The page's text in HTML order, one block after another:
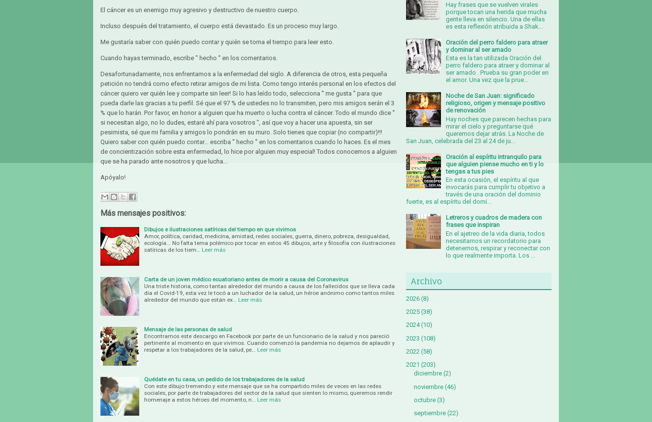
El cáncer es un enemigo muy agresivo y destructivo de nuestro cuerpo.
Incluso después del tratamiento, el cuerpo está devastado. Es un proceso muy largo.
Me gustaría saber con quién puedo contar y quién se toma el tiempo para leer esto.
Cuando hayas terminado, escribe ′′ hecho ′′ en los comentarios.
Desafortunadamente, nos enfrentamos a la enfermedad del siglo. A diferencia de otros, esta pequeña
petición no tendrá como efecto retirar amigos de mi lista. Como tengo interés personal en los efectos del
cáncer quiero ver quién lee y comparte sin leer! Si lo has leído todo, selecciona ′′ me gusta ′′ para que
pueda darle las gracias a tu perfil. Sé que el 97 % de ustedes no lo transmiten, pero mis amigos serán el 3
% que lo harán. Por favor, en honor a alguien que ha muerto o lucha contra el cáncer. Todo el mundo dice ′′
si necesitan algo, no lo dudes, estaré ahí para vosotros ", así que voy a hacer una apuesta, sin ser
pesimista, sé que mi familia y amigos lo pondrán en su muro. Solo tienes que copiar (no compartir)!!!
Quiero saber con quién puedo contar... escriba '' hecho '' en los comentarios cuando lo haces. Es el mes
de concientización sobre esta enfermedad, lo hice por alguien muy especial! Todos conocemos a alguien
que se ha parado ante nosotros y que lucha...
Apóyalo!
Más mensajes positivos:
Dibujos e ilustraciones satíricas del tiempo en que vivimos
Amor, política, caridad, medicina, amistad, redes sociales, guerra, dinero, pobreza, desigualdad,
ecología... No falta tema polémico por tocar en estos 45 dibujos, arte y filosofía con ilustraciones
satíricas de los tiem…
Leer más
Carta de un joven médico ecuatoriano antes de morir a causa del Coronavirus
Una triste historia, como tantas alrededor del mundo a causa de los fallecidos que se lleva cada
día el Covid-19, esta vez le tocó a un luchador de la salud, un héroe anónimo como tantos miles
alrededor del mundo que están ex…
Leer más
Mensaje de las personas de salud
Encontramos este descargo en Facebook por parte de un funcionario de la salud y nos pareció
pertinente al momento en que vivimos. Cuando comenzó la pandemia no dejamos de aplaudir y
respetar a los trabajadores de la salud, pe…
Leer más
Quédate en tu casa, un pedido de los trabajadores de la salud
Con este dibujo tremendo y este mensaje que se ha compartido miles de veces en las redes
sociales, por parte de trabajadores del sector de la salud que sienten lo mismo, queremos rendir
homenaje a estos héroes del momento, n…
Leer más
Hay frases que se vuelven virales
porque tocan una herida que mucha
gente lleva en silencio. Una de ellas
es esta reflexión atribuida a Shak...
Oración del perro faldero para atraer
y dominar al ser amado
Esta es la tan utilizada Oración del
perro faldero para atraer y dominar al
ser amado . Prueba su gran poder en
el amor. Una vez que la prue...
Noche de San Juan: significado
religioso, origen y mensaje positivo
de renovación
Hay noches que parecen hechas para
mirar el cielo y preguntarse qué
queremos dejar atrás. La Noche de
San Juan, celebrada del 23 al 24 de ju...
Oración al espíritu intranquilo para
que alguien piense mucho en ti y lo
tengas a tus pies
En esta ocasión, el espíritu al que
invocarás para cumplir tu objetivo a
través de una oración del dominio
fuerte, es al espíritu del domi...
Letreros y cuadros de madera con
frases que inspiran
En el ajetreo de la vida diaria, todos
necesitamos un recordatorio para
detenernos, respirar y reconectar con
lo que realmente importa. Los ...
Archivo
2026 (8)
2025 (38)
2024 (10)
2023 (108)
2022 (58)
2021 (203)
diciembre (2)
noviembre (46)
octubre (3)
septiembre (22)